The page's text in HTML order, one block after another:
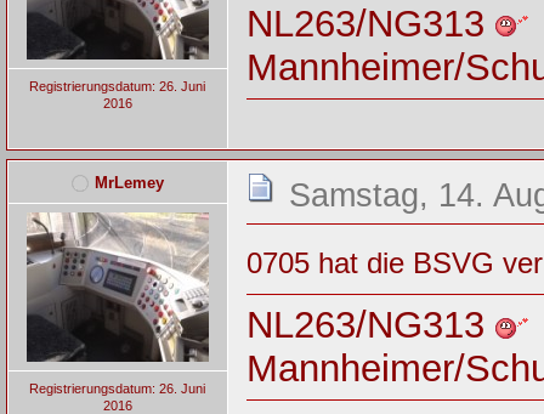
Registrierungsdatum: 26. Juni
2016
NL263/NG313
Mannheimer/
MrLemey
Registrierungsdatum: 26. Juni
2016
Samstag, 14.
0705 hat die BSVG
NL263/NG313
Mannheimer/